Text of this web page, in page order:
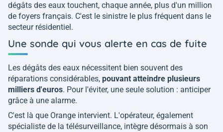
dégâts des eaux touchent, chaque année, plus d'un million
de foyers français. C'est le sinistre le plus fréquent dans le
secteur résidentiel.
Une sonde qui vous alerte en cas de fuite
Les dégâts des eaux nécessitent bien souvent des
réparations considérables, pouvant atteindre plusieurs
milliers d'euros. Pour l'éviter, une seule solution : anticiper
grâce à une alarme.
C'est là que Orange intervient. L'opérateur, également
spécialiste de la télésurveillance, intègre désormais à son